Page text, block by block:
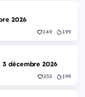
2026
149 199
décembre 2026
255 199